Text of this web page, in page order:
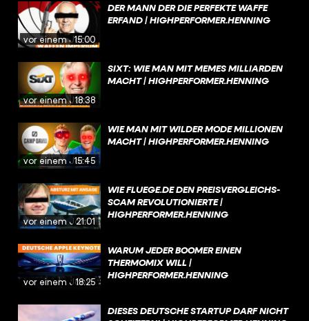
vor einem Jahr
15:00
DER MANN DER DIE PERFEKTE WAFFE
ERFAND | HIGHPERFORMER.HENNING
vor einem Jahr
18:38
SIXT: WIE MAN MIT MEMES MILLIARDEN
MACHT | HIGHPERFORMER.HENNING
vor einem Jahr
15:45
WIE MAN MIT WILDER MODE MILLIONEN
MACHT | HIGHPERFORMER.HENNING
vor einem Jahr
21:01
WIE FLUEGE.DE DEN PREISVERGLEICHS-
SCAM REVOLUTIONIERTE |
HIGHPERFORMER.HENNING
vor einem Jahr
18:25
WARUM JEDER BOOMER EINEN
THERMOMIX WILL |
HIGHPERFORMER.HENNING
DIESES DEUTSCHE STARTUP DARF NICHT